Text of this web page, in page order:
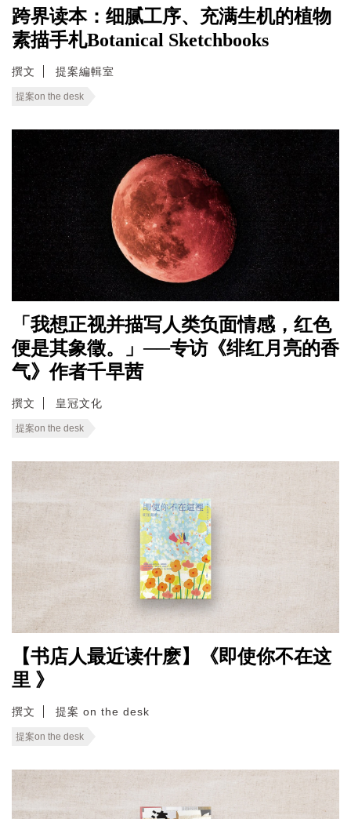
跨界读本：细腻工序、充满生机的植物
素描手札Botanical Sketchbooks
撰文 提案編輯室
提案on the desk
「我想正视并描写人类负面情感，红色
便是其象徵。」──专访《绯红月亮的香
气》作者千早茜
撰文 皇冠文化
提案on the desk
【书店人最近读什麽】《即使你不在这
里 》
撰文 提案 on the desk
提案on the desk